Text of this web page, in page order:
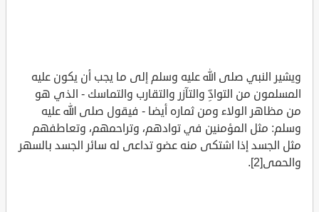
ويشير النبي صلى الله عليه وسلم إلى ما يجب أن يكون عليه
المسلمون من التوادِّ والتآزر والتقارب والتماسك - الذي هو
من مظاهر الولاء ومن ثماره أيضا - فيقول صلى الله عليه
وسلم: مثل المؤمنين في توادهم، وتراحمهم، وتعاطفهم
مثل الجسد إذا اشتكى منه عضو تداعى له سائر الجسد بالسهر
والحمى[2].